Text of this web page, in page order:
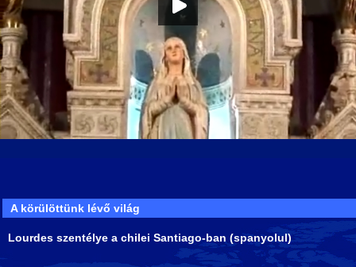
A körülöttünk lévő világ
Lourdes szentélye a chilei Santiago-ban (spanyolul)